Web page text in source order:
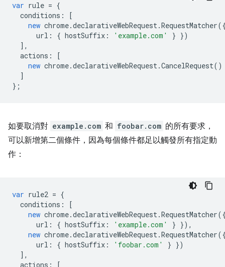
var rule = {
conditions :
[
new chrome.declarativeWebRequest.RequestMatcher
url : { hostSuffix : 'example.com' } })
],
actions :
[
new chrome.declarativeWebRequest.CancelRequest()
]
};
如要取消對 example.com 和 foobar.com 的所有要求，
可以新增第二個條件，因為每個條件都足以觸發所有指定動
作：
var rule2 = {
conditions :
[
new chrome.declarativeWebRequest.RequestMatcher
url : { hostSuffix : 'example.com' } }),
new chrome.declarativeWebRequest.RequestMatcher
url : { hostSuffix : 'foobar.com' } })
],
actions : [